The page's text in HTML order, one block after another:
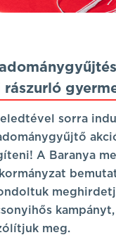
sorra
A Baranya
meg.